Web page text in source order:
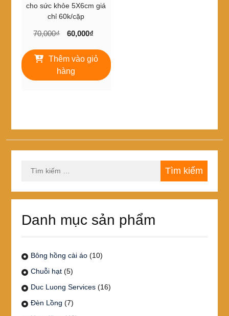
cho sức khỏe 5X6cm giá
chỉ 60k/cặp
70,000₫
Giá
là:
70,000₫.
60,000₫
tại
60,000₫.
Thêm vào giỏ
hàng
kiếm
Danh mục sản phẩm
Bông hồng cài áo (10)
Chuỗi hạt (5)
Duc Luong Services (16)
Đèn Lồng (7)